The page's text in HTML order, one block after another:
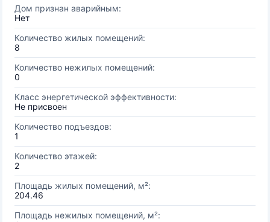
Дом признан аварийным:
Нет
Количество жилых помещений:
8
Количество нежилых помещений:
0
Класс энергетической эффективности:
Не присвоен
Количество подъездов:
1
Количество этажей:
2
Площадь жилых помещений, м²:
204.46
Площадь нежилых помещений, м²: